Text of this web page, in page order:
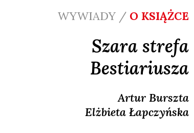
WYWIADY / O KSIĄŻCE
Szara strefa
Bestiariusza
ArturBurszta
Elżbieta Łapczyńska